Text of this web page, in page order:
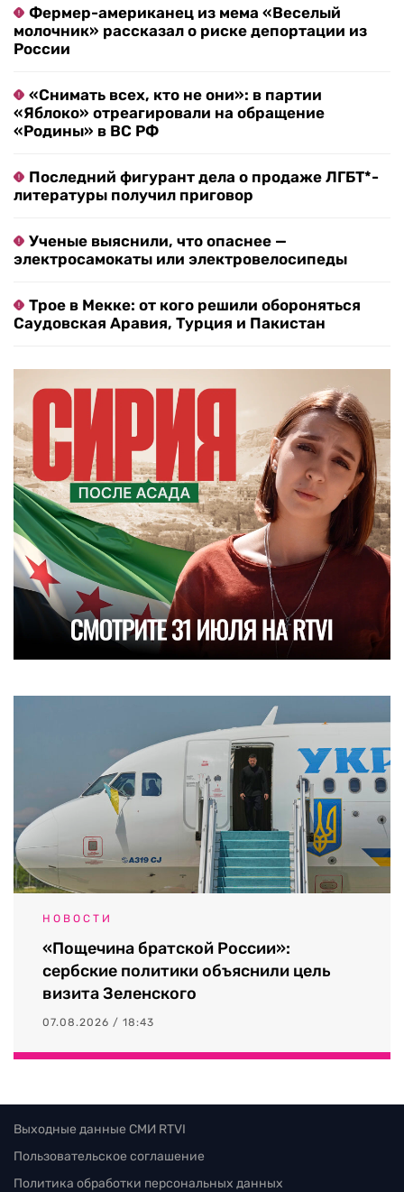
Фермер-американец из мема «Веселый
молочник» рассказал о риске депортации из
России
«Снимать всех, кто не они»: в партии
«Яблоко» отреагировали на обращение
«Родины» в ВС РФ
Последний фигурант дела о продаже ЛГБТ*-
литературы получил приговор
Ученые выяснили, что опаснее —
электросамокаты или электровелосипеды
Трое в Мекке: от кого решили обороняться
Саудовская Аравия, Турция и Пакистан
НОВОСТИ
«Пощечина братской России»:
сербские политики объяснили цель
визита Зеленского
07.08.2026 / 18:43
Выходные данные СМИ RTVI
Пользовательское соглашение
Политика обработки персональных данных